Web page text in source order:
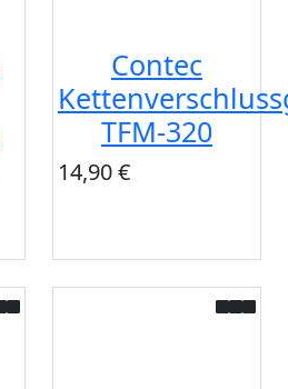
Contec
TFM-320
14,90 €